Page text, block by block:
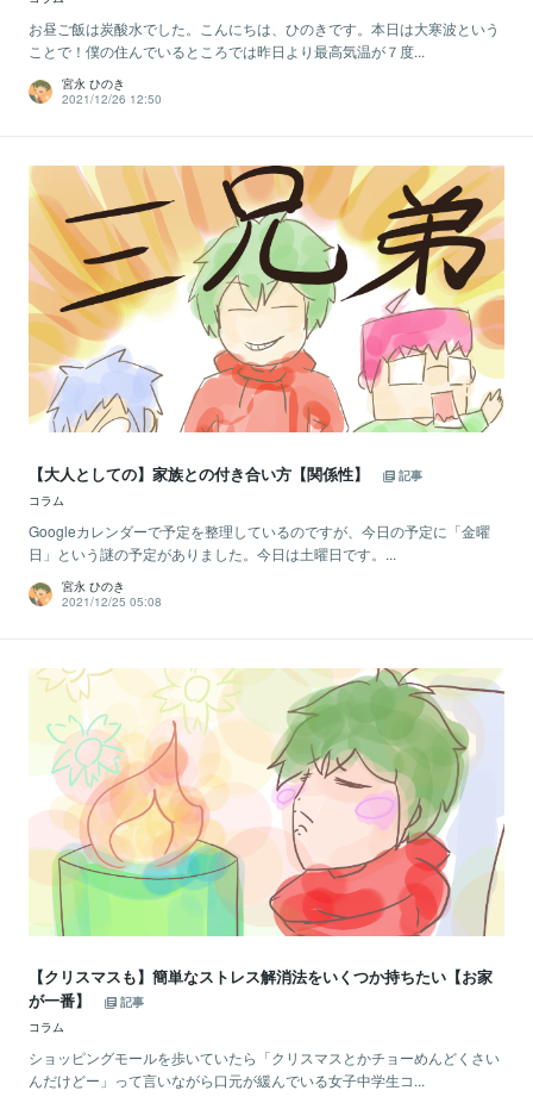
お昼ご飯は炭酸水でした。こんにちは、ひのきです。本日は大寒波という
ことで！僕の住んでいるところでは昨日より最高気温が７度...
宮永 ひのき
2021/12/26 12:50
【大人としての】家族との付き合い方【関係性】
記事
コラム
Googleカレンダーで予定を整理しているのですが、今日の予定に「金曜
日」という謎の予定がありました。今日は土曜日です。...
宮永 ひのき
2021/12/25 05:08
【クリスマスも】簡単なストレス解消法をいくつか持ちたい【お家
が一番】
記事
コラム
ショッピングモールを歩いていたら「クリスマスとかチョーめんどくさい
んだけどー」って言いながら口元が緩んでいる女子中学生コ...